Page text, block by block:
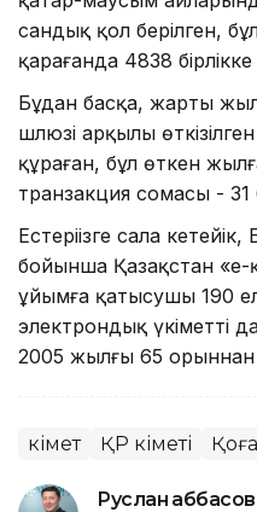
сандық қол берілген,
қарағанда 4838
Бұдан басқа, жарты жыл
шлюзі арқылы
құраған, бұл өткен
транзакция сомасы - 31
Естеріңізге сала
бойынша Қазақстан «е-
ұйымға қатысушы 190
электрондық үкіметті
2005 жылғы 65 орыннан
Үкімет ҚР Үкіметі
Руслан Ғаббасов